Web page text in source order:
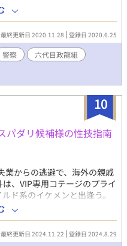
すが、かなり過激に書いて
、そう言ったものが苦手な
御笠グループCEOの御笠泉
位も名誉も全て兼ね備えてい
愛する美しい男、咲花流星
モデルの美青年、ワタル。
いを胸に秘める。 そしても
竜会若頭飯塚真幸、37歳。
美しい容姿の奥底には、静
結ばれないと諦めながらも
真幸。決して相見えぬ光と
けに、様々な男達の関係は
を求めながらも、いつか壊
マ。 そんな危うい恋の駆け
最終更新日 2020.11.28 登録日 2020.6.25
警察
六代目政龍組
10
パダリ候補様の性技指南
業からの逃避で、海外の親戚
、VIP専用コテージのプライ
ド系のイケメンと出逢う。
ート・ハンコック。彼の部
まぬ再会を果たしたふたり
からの売り言葉に買い言葉
かし、顔も身体も完璧な俺
最終更新日 2024.11.22 登録日 2024.8.29